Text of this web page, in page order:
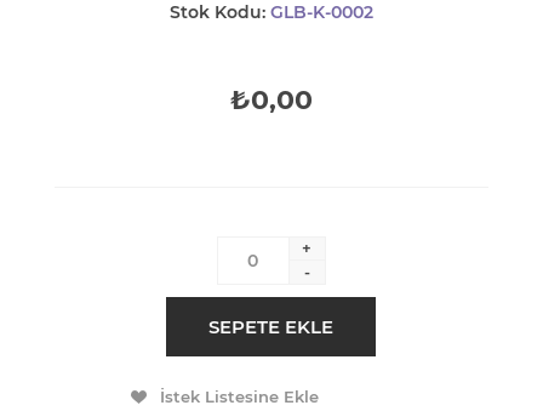
Stok Kodu: GLB-K-0002
₺0,00
+
-